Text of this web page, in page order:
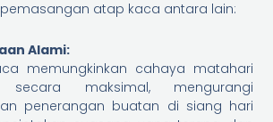
atap kaca antara lain:
Alami:
memungkinkan cahaya matahari
secara maksimal, mengurangi
penerangan buatan di siang hari